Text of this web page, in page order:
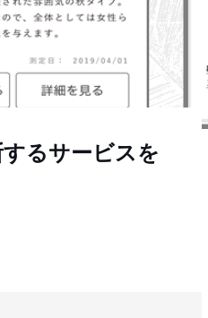
るサービスを